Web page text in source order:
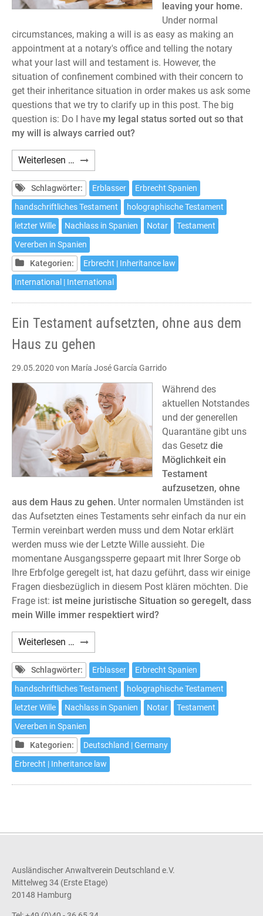
leaving your home.
Under normal
circumstances, making a will is as easy as making an
appointment at a notary's office and telling the notary
what your last will and testament is. However, the
situation of confinement combined with their concern to
get their inheritance situation in order makes us ask some
questions that we try to clarify up in this post. The big
question is: Do I have my legal status sorted out so that
my will is always carried out?
Weiterlesen … How
to
make
a
will
in
Spain
without
leaving
home
Schlagwörter: Erblasser
Erbrecht Spanien
handschriftliches Testament
holographische Testament
letzter Wille
Nachlass in Spanien Notar
Testament
Vererben in Spanien
Kategorien:
Erbrecht | Inheritance law
International | International
Ein Testament aufsetzten, ohne aus dem
Haus zu gehen
29.05.2020 von María José García Garrido
Während des
aktuellen Notstandes
und der generellen
Quarantäne gibt uns
das Gesetz die
Möglichkeit ein
Testament
aufzusetzen, ohne
aus dem Haus zu gehen. Unter normalen Umständen ist
das Aufsetzten eines Testaments sehr einfach da nur ein
Termin vereinbart werden muss und dem Notar erklärt
werden muss wie der Letzte Wille aussieht. Die
momentane Ausgangssperre gepaart mit Ihrer Sorge ob
Ihre Erbfolge geregelt ist, hat dazu geführt, dass wir einige
Fragen diesbezüglich in diesem Post klären möchten. Die
Frage ist: ist meine juristische Situation so geregelt, dass
mein Wille immer respektiert wird?
Weiterlesen … Ein
Testament
aufsetzten,
ohne
aus
dem
Haus
zu
gehen
Schlagwörter: Erblasser
Erbrecht Spanien
handschriftliches Testament
holographische Testament
letzter Wille
Nachlass in Spanien Notar
Testament
Vererben in Spanien
Kategorien:
Deutschland | Germany
Erbrecht | Inheritance law
Ausländischer Anwaltverein Deutschland e.V.
Mittelweg 34 (Erste Etage)
20148 Hamburg